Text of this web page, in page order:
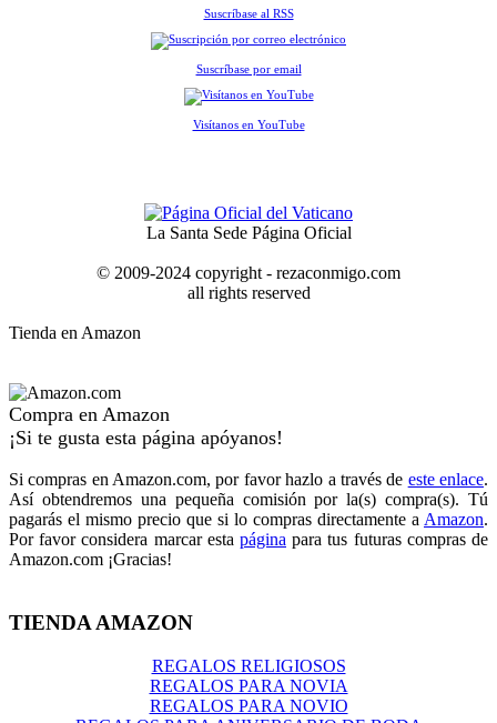
Suscríbase al RSS
Suscríbase por email
Visítanos en YouTube
La Santa Sede Página Oficial
© 2009-2024 copyright - rezaconmigo.com
all rights reserved
Tienda en Amazon
Compra en Amazon
¡Si te gusta esta página apóyanos!
Si compras en Amazon.com, por favor hazlo a través de este enlace.
Así obtendremos una pequeña comisión por la(s) compra(s). Tú
pagarás el mismo precio que si lo compras directamente a Amazon.
Por favor considera marcar esta página para tus futuras compras de
Amazon.com ¡Gracias!
TIENDA AMAZON
REGALOS RELIGIOSOS
REGALOS PARA NOVIA
REGALOS PARA NOVIO